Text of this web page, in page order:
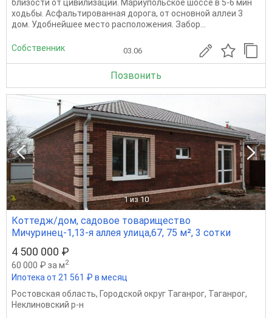
близости от цивилизации. Мариупольское шоссе в 5-6 мин
ходьбы. Асфальтированная дорога, от основной аллеи 3
дом. Удобнейшее место расположения. Забор...
Собственник 03.06
Позвонить
1 из 10
Коттедж/дом, садовое товарищество
Мичуринец-1,13-я аллея улица,67, 75 м², 3 сотки
4 500 000 ₽
60 000 ₽ за м2
Ипотека от 21 561 ₽ в месяц
Ростовская область, Городской округ Таганрог, Таганрог,
Неклиновский р-н